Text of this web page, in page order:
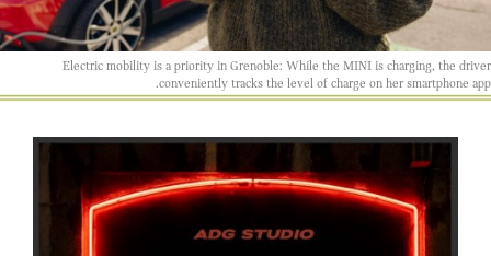
Electric mobility is a priority in Grenoble: While the MINI is charging, the driver
conveniently tracks the level of charge on her smartphone app.